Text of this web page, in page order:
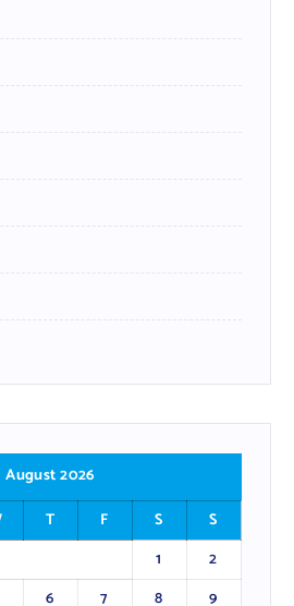
August 2026
T F S
S
1
2
6 7 8
9